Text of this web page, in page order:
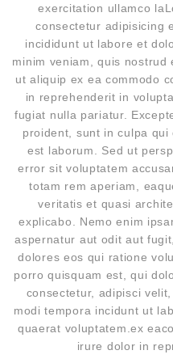
exercitation ullamco
consectetur adipisicing
incididunt ut labore et
minim veniam, quis
ut aliquip ex ea commodo
in reprehenderit in
fugiat nulla pariatur.
proident, sunt in culpa
est laborum. Sed ut
error sit voluptatem
totam rem aperiam,
veritatis et quasi
explicabo. Nemo enim
aspernatur aut odit aut
dolores eos qui ratione
porro quisquam est, qui
consectetur, adipisci
modi tempora incidunt ut
quaerat voluptatem.ex
irure dolor in